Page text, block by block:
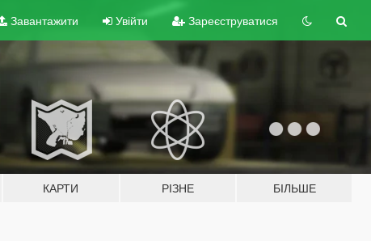
Завантажити Увійти Зареєструватися
КАРТИ РІЗНЕ БІЛЬШЕ